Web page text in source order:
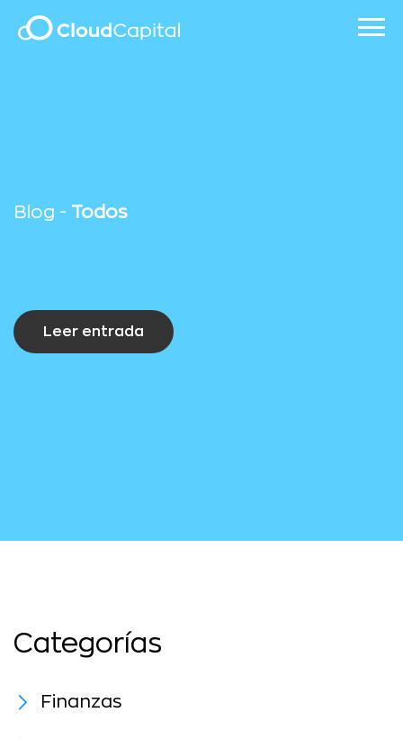
Blog - Todos
Leer entrada
Categorías
Finanzas